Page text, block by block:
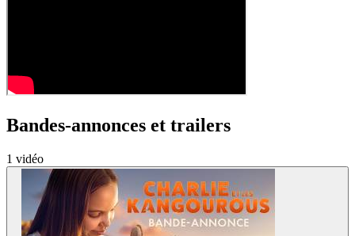
Bandes-annonces et trailers
1 vidéo